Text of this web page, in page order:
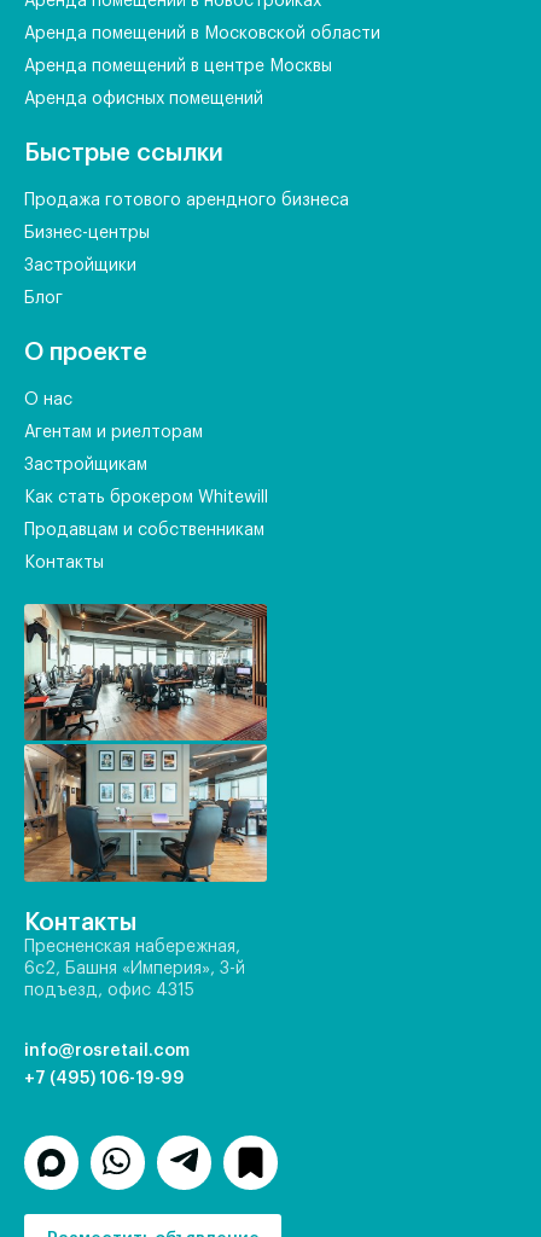
Аренда помещений в Московской области
Аренда помещений в центре Москвы
Аренда офисных помещений
Быстрые ссылки
Продажа готового арендного бизнеса
Бизнес-центры
Застройщики
Блог
О проекте
О нас
Агентам и риелторам
Застройщикам
Как стать брокером Whitewill
Продавцам и собственникам
Контакты
Контакты
Пресненская набережная,
6с2, Башня «Империя», 3-й
подъезд, офис 4315
info@rosretail.com
+7 (495) 106-19-99